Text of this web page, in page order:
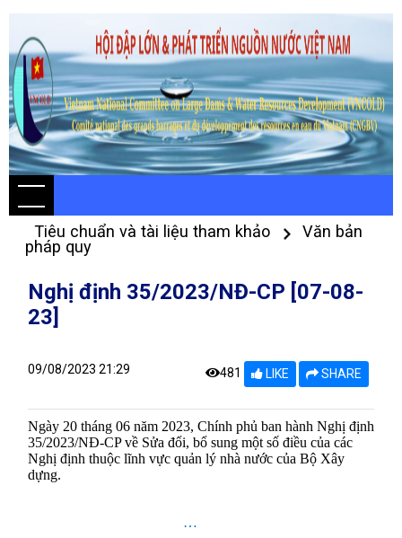
Tiêu chuẩn và tài liệu tham khảo
Văn bản
pháp quy
Nghị định 35/2023/NĐ-CP [07-08-
23]
09/08/2023 21:29 481 LIKE SHARE
Ngày 20 tháng 06 năm 2023, Chính phủ ban hành Nghị định
35/2023/NĐ-CP về Sửa đổi, bổ sung một số điều của các
Nghị định thuộc lĩnh vực quản lý nhà nước của Bộ Xây
dựng.
…